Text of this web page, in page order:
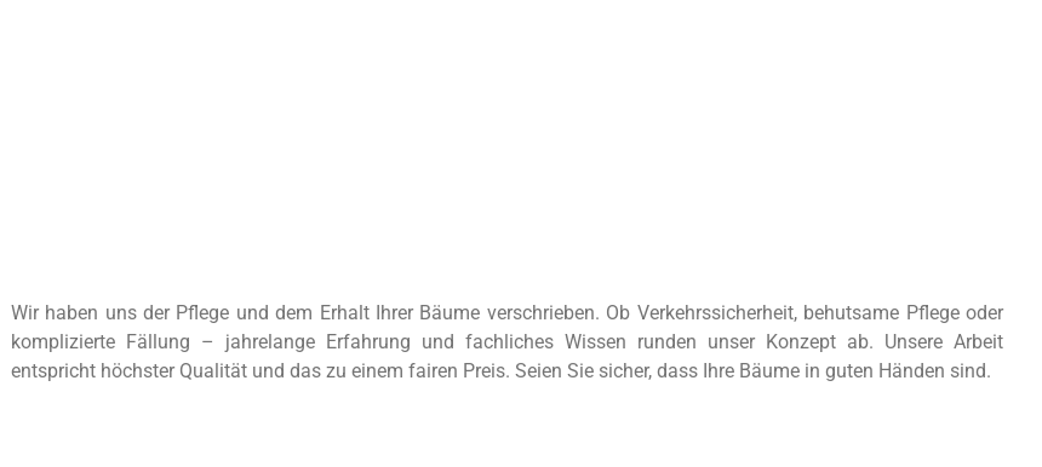
Wir haben uns der Pflege und dem Erhalt Ihrer Bäume verschrieben. Ob Verkehrssicherheit, behutsame Pflege oder
komplizierte Fällung – jahrelange Erfahrung und fachliches Wissen runden unser Konzept ab. Unsere Arbeit
entspricht höchster Qualität und das zu einem fairen Preis. Seien Sie sicher, dass Ihre Bäume in guten Händen sind.